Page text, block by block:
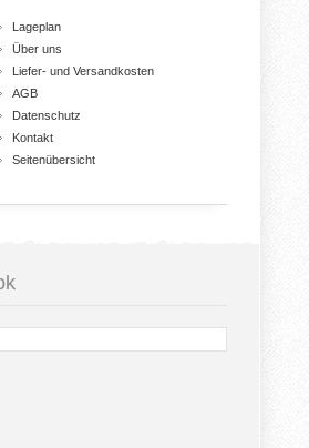
Lageplan
Über uns
Liefer- und Versandkosten
AGB
Datenschutz
Kontakt
Seitenübersicht